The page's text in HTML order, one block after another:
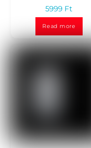
a
e
d
0
u
t
o
5999 Ft
Read more